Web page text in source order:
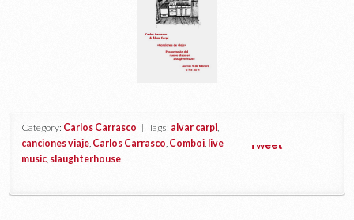
Category: Carlos Carrasco | Tags: alvar carpi,
canciones viaje, Carlos Carrasco, Comboi, live
music, slaughterhouse
Tweet